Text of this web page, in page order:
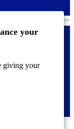
your
giving your